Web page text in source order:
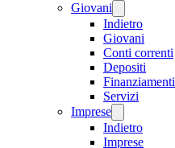
Giovani
Indietro
Giovani
Conti correnti
Depositi
Finanziamenti
Servizi
Imprese
Indietro
Imprese